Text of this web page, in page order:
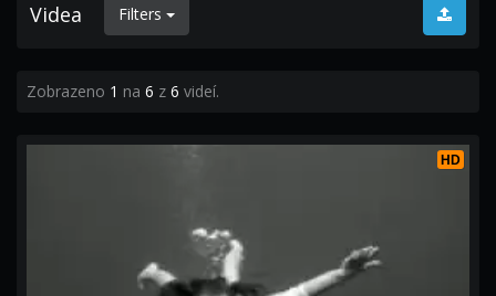
Videa Filters
Zobrazeno 1 na 6 z 6 videí.
HD